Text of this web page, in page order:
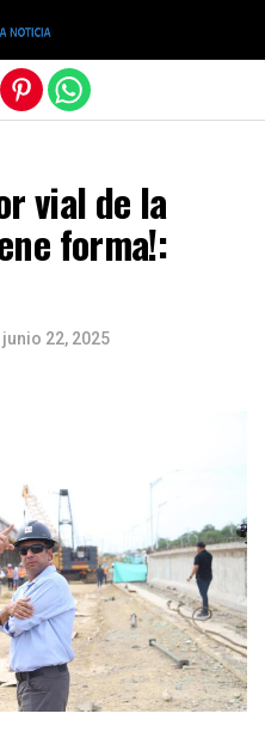
vial de la
forma!:
junio 22, 2025
móvil